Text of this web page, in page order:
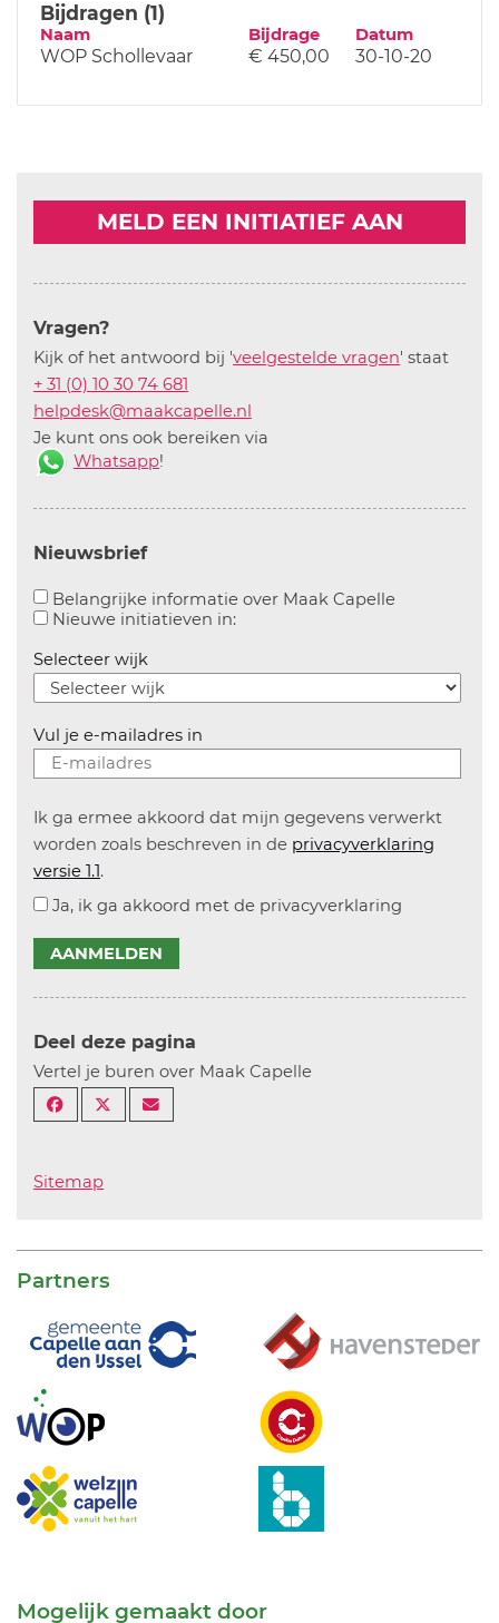
Bijdragen (1)
Naam Bijdrage Datum
WOP Schollevaar € 450,00 30-10-20
MELD EEN INITIATIEF AAN
Vragen?
Kijk of het antwoord bij 'veelgestelde vragen' staat
+ 31 (0) 10 30 74 681
helpdesk@maakcapelle.nl
Je kunt ons ook bereiken via
Whatsapp!
Nieuwsbrief
Belangrijke informatie over Maak CapelleAanvinken
Nieuwe initiatieven in:Aanvinken om informatie over
Selecteer wijk
Vul je e-mailadres in
Ik ga ermee akkoord dat mijn gegevens verwerkt
worden zoals beschreven in de privacyverklaring
versie 1.1.
Ja, ik ga akkoord met de privacyverklaring
AANMELDEN
Deel deze pagina
Vertel je buren over Maak Capelle
Sitemap
Partners
Mogelijk gemaakt door